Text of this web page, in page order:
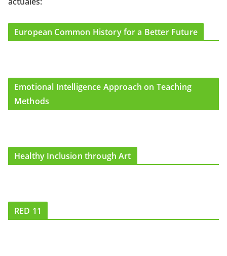
m
European Common History for a Better Future
Emotional Intelligence Approach on Teaching
Methods
Healthy Inclusion through Art
RED 11